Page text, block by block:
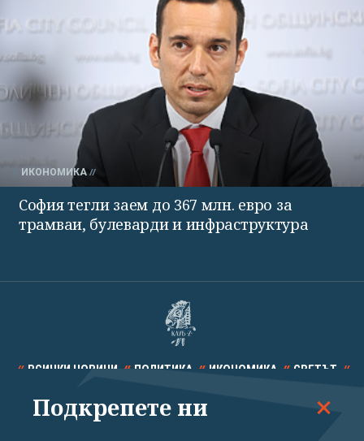
ИКОНОМИКА
София тегли заем до 367 млн. евро за
трамваи, булеварди и инфраструктура
ВСИЧКИ НОВИНИ ПОЛИТИКА ИКОНОМИКА СВЕТЪТ
СПОРТ КУЛТУРА ТЕХНОЛОГИИ КАЛЕЙДОСКОП
Подкрепете ни